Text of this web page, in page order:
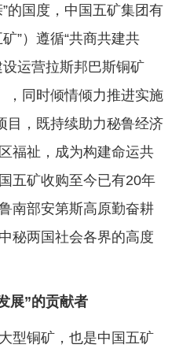
的国度，中国五矿集团有
”）遵循“共商共建共
运营拉斯邦巴斯铜矿
，同时倾情倾力推进实施
目，既持续助力秘鲁经济
福祉，成为构建命运共
五矿收购至今已有20年
南部安第斯高原勤奋耕
秘两国社会各界的高度
展”的贡献者
型铜矿，也是中国五矿